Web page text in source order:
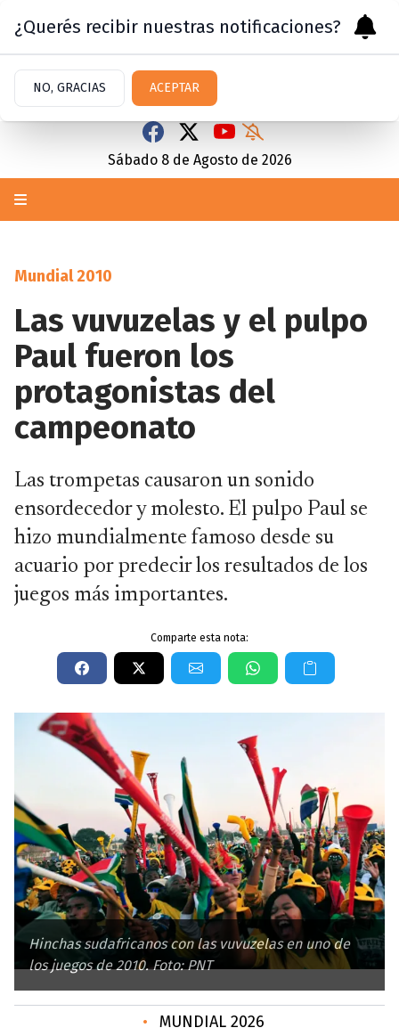
Sábado 8 de Agosto de 2026
Mundial 2010
Las vuvuzelas y el pulpo
Paul fueron los
protagonistas del
campeonato
Las trompetas causaron un sonido
ensordecedor y molesto. El pulpo Paul se
hizo mundialmente famoso desde su
acuario por predecir los resultados de los
juegos más importantes.
Comparte esta nota:
Hinchas sudafricanos con las vuvuzelas en uno de
los juegos de 2010. Foto: PNT
• MUNDIAL 2026
¿Querés recibir nuestras notificaciones?
NO, GRACIAS ACEPTAR